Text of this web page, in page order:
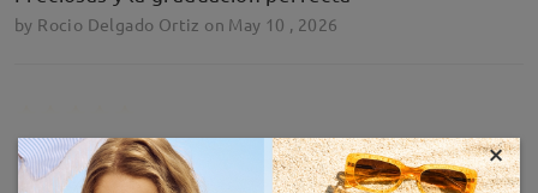
by Rocio Delgado Ortiz on May 10 , 2026
Todo ok gracias MOSTRAR MÁS ×